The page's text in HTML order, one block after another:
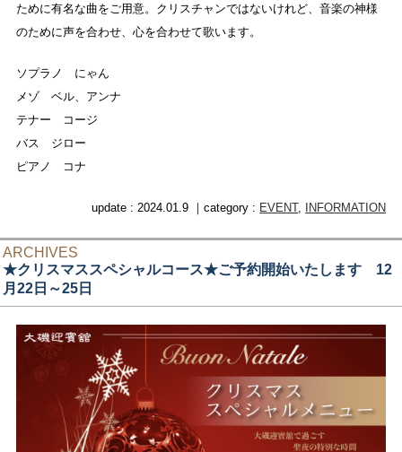
ために有名な曲をご用意。クリスチャンではないけれど、音楽の神様
のために声を合わせ、心を合わせて歌います。
ソプラノ にゃん
メゾ ベル、アンナ
テナー コージ
バス ジロー
ピアノ コナ
update : 2024.01.9 ｜category : EVENT, INFORMATION
ARCHIVES
★クリスマススペシャルコース★ご予約開始いたします 12
月22日～25日